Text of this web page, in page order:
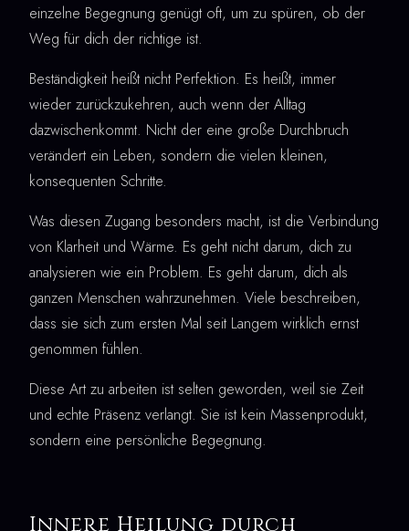
einzelne Begegnung genügt oft, um zu spüren, ob der
Weg für dich der richtige ist.
Beständigkeit heißt nicht Perfektion. Es heißt, immer
wieder zurückzukehren, auch wenn der Alltag
dazwischenkommt. Nicht der eine große Durchbruch
verändert ein Leben, sondern die vielen kleinen,
konsequenten Schritte.
Was diesen Zugang besonders macht, ist die Verbindung
von Klarheit und Wärme. Es geht nicht darum, dich zu
analysieren wie ein Problem. Es geht darum, dich als
ganzen Menschen wahrzunehmen. Viele beschreiben,
dass sie sich zum ersten Mal seit Langem wirklich ernst
genommen fühlen.
Diese Art zu arbeiten ist selten geworden, weil sie Zeit
und echte Präsenz verlangt. Sie ist kein Massenprodukt,
sondern eine persönliche Begegnung.
Innere Heilung durch